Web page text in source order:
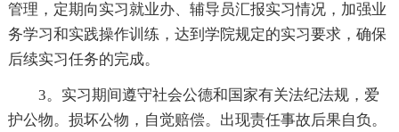
管理，定期向实习就业办、辅导员汇报实习情况，加强业
务学习和实践操作训练，达到学院规定的实习要求，确保
后续实习任务的完成。
3。实习期间遵守社会公德和国家有关法纪法规，爱
护公物。损坏公物，自觉赔偿。出现责任事故后果自负。